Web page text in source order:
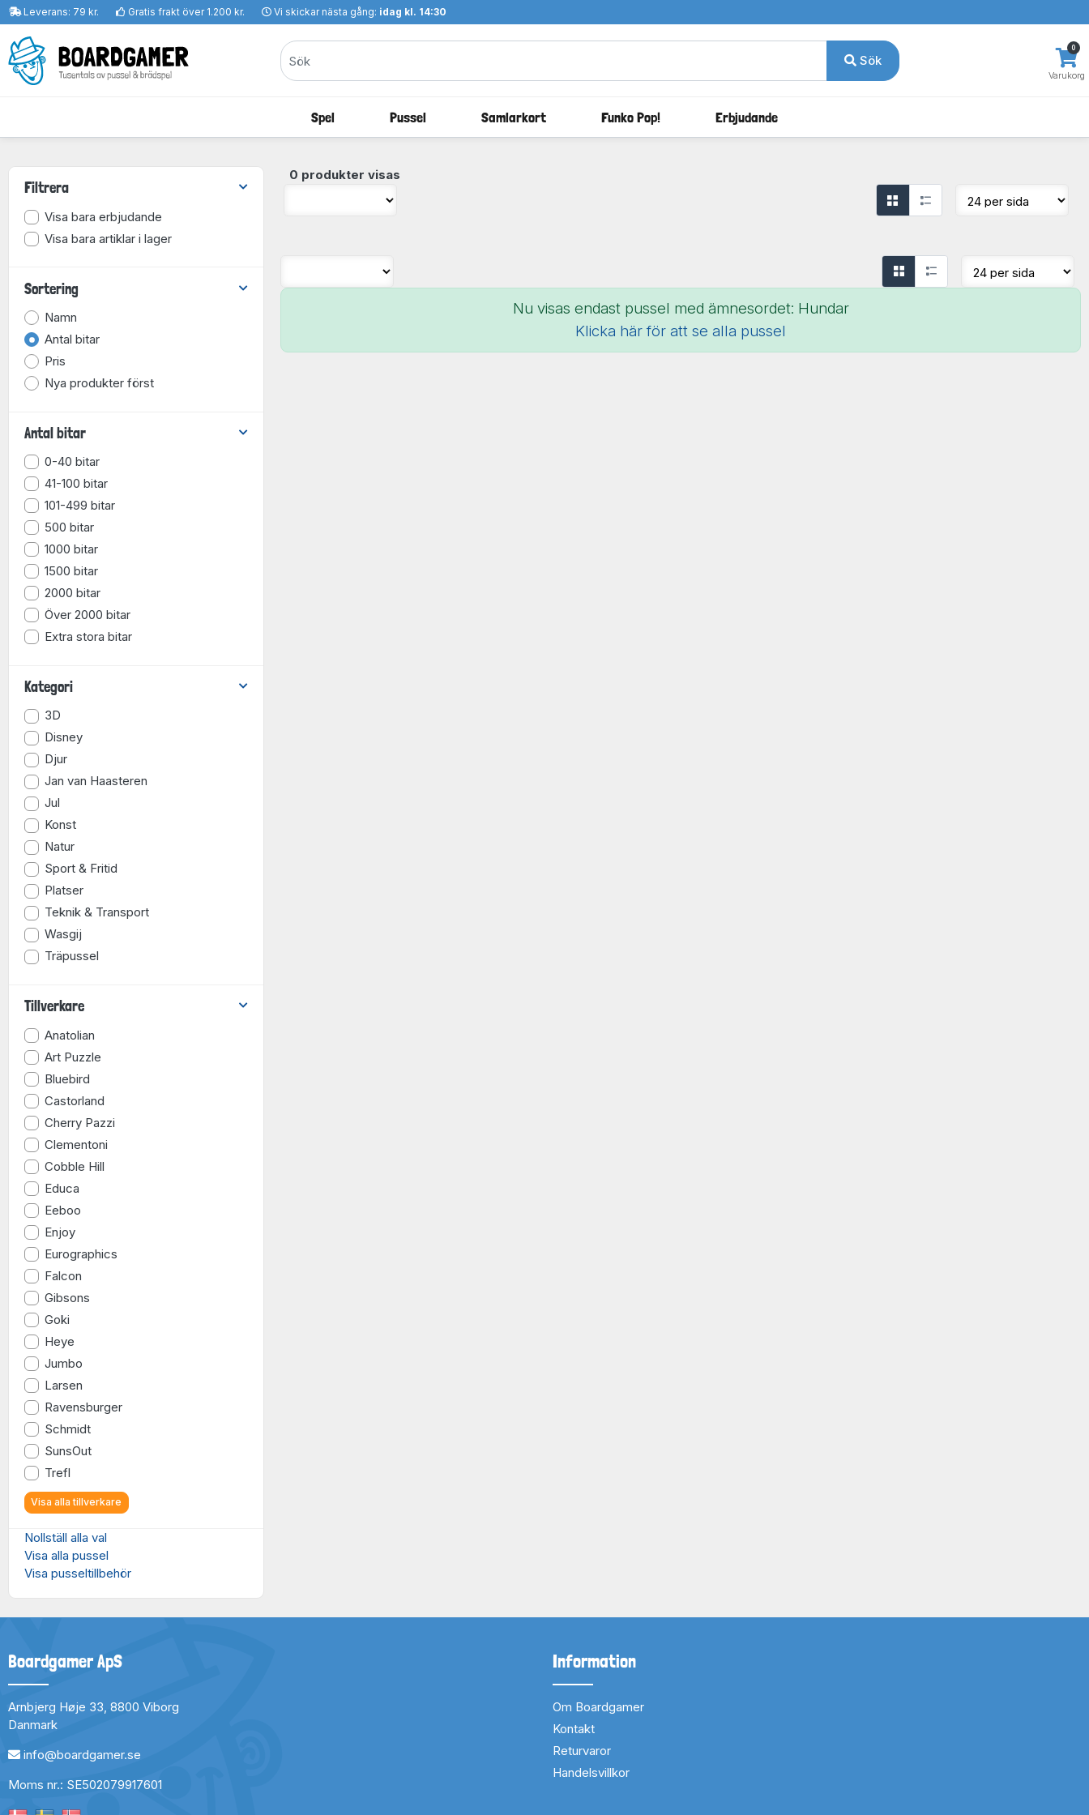
Leverans: 79 kr. Gratis frakt över 1.200 kr. Vi skickar nästa gång: idag kl. 14:30
Sök
Varukorg
0
Spel Pussel Samlarkort Funko Pop! Erbjudande
Filtrera
Visa bara erbjudande
Visa bara artiklar i lager
Sortering
Namn
Antal bitar
Pris
Nya produkter först
Antal bitar
0-40 bitar
41-100 bitar
101-499 bitar
500 bitar
1000 bitar
1500 bitar
2000 bitar
Över 2000 bitar
Extra stora bitar
Kategori
3D
Disney
Djur
Jan van Haasteren
Jul
Konst
Natur
Sport & Fritid
Platser
Teknik & Transport
Wasgij
Träpussel
Tillverkare
Anatolian
Art Puzzle
Bluebird
Castorland
Cherry Pazzi
Clementoni
Cobble Hill
Educa
Eeboo
Enjoy
Eurographics
Falcon
Gibsons
Goki
Heye
Jumbo
Larsen
Ravensburger
Schmidt
SunsOut
Trefl
Visa alla tillverkare
Nollställ alla val
Visa alla pussel
Visa pusseltillbehör
0 produkter visas
Nu visas endast pussel med ämnesordet: Hundar
Klicka här för att se alla pussel
Boardgamer ApS
Arnbjerg Høje 33, 8800 Viborg
Danmark
info@boardgamer.se
Moms nr.: SE502079917601
Information
Om Boardgamer
Kontakt
Returvaror
Handelsvillkor